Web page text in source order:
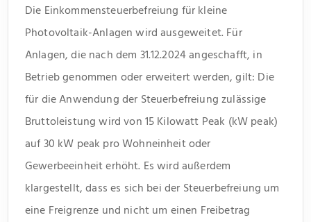
Die Einkommensteuerbefreiung für kleine
Photovoltaik-Anlagen wird ausgeweitet. Für
Anlagen, die nach dem 31.12.2024 angeschafft, in
Betrieb genommen oder erweitert werden, gilt: Die
für die Anwendung der Steuerbefreiung zulässige
Bruttoleistung wird von 15 Kilowatt Peak (kW peak)
auf 30 kW peak pro Wohneinheit oder
Gewerbeeinheit erhöht. Es wird außerdem
klargestellt, dass es sich bei der Steuerbefreiung um
eine Freigrenze und nicht um einen Freibetrag